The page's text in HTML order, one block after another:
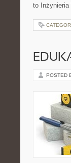
to
POSTED